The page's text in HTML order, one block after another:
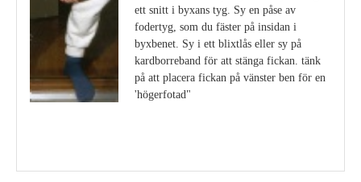
ett snitt i byxans tyg. Sy en påse av
fodertyg, som du fäster på insidan i
byxbenet. Sy i ett blixtlås eller sy på
kardborreband för att stänga fickan. tänk
på att placera fickan på vänster ben för en
'högerfotad"